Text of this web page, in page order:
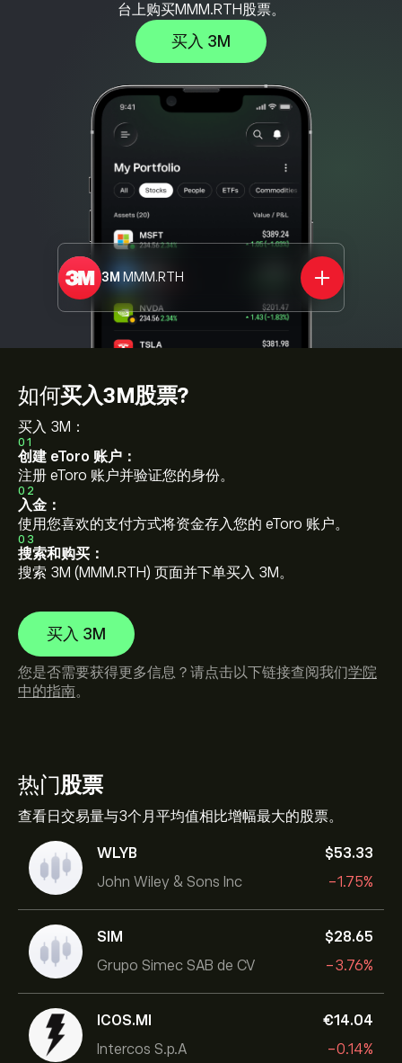
台上购买MMM.RTH股票。
买入 3M
3M MMM.RTH
热门股票
查看日交易量与3个月平均值相比增幅最大的股票。
WLYB
John Wiley & Sons Inc
‎$‎53.33
-1.75%
SIM
Grupo Simec SAB de CV
‎$‎28.65
-3.76%
ICOS.MI
Intercos S.p.A
‎€‎14.04
-0.14%
如何买入3M股票?
买入 3M：
01
创建 eToro 账户：
注册 eToro 账户并验证您的身份。
02
入金：
使用您喜欢的支付方式将资金存入您的 eToro 账户。
03
搜索和购买：
搜索 3M (MMM.RTH) 页面并下单买入 3M。
买入 3M
您是否需要获得更多信息？请点击以下链接查阅我们学院
中的指南。